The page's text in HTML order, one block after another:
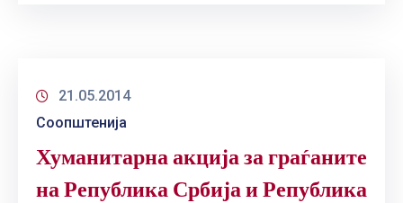
21.05.2014
Соопштенија
Хуманитарна акција за граѓаните
на Република Србија и Република